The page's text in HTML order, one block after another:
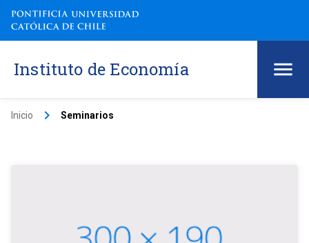
Instituto de Economía
Inicio keyboard_arrow_right Seminarios